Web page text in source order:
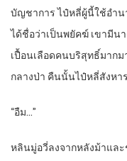
บัญชาการ ไป๋หลี่ผู้นี้ใช้อำน
ได้ชื่อว่าเป็นพยัคฆ์ เขามีน
เปื้อนเลือดคนบริสุทธิ์มาก
กลางป่า คืนนั้นไป๋หลี่สังหา
“อืม…”
หลินมู่อวี่ลงจากหลังม้าแล